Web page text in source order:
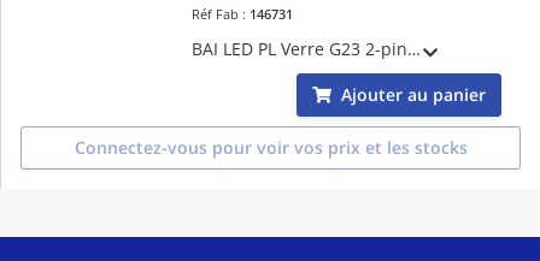
Réf Fab : 146731
BAI LED PL Verre G23 2-pins TC-S 5W (11W) 4000K Dépolie 700lm 230V-240V 270° 32x218mm (aussi compactes que les anciennes fluos) Temp. -20°C +45°C - Alternative PLS Dulux S - Branchement sur ballast ferromagnétique existant ou direct 230V AC
Ajouter au panier
Connectez-vous pour voir vos prix et les stocks